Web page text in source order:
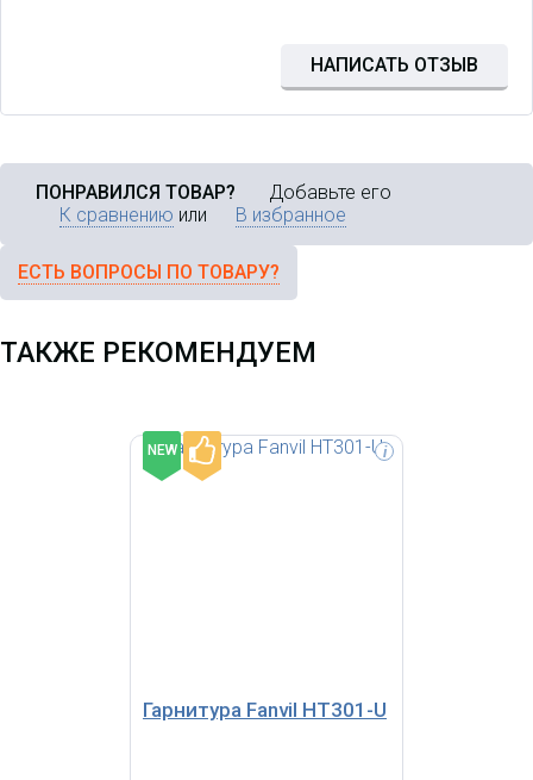
НАПИСАТЬ ОТЗЫВ
ПОНРАВИЛСЯ ТОВАР? Добавьте его
К сравнению или В избранное
ЕСТЬ ВОПРОСЫ ПО ТОВАРУ?
ТАКЖЕ РЕКОМЕНДУЕМ
NEW -
Гарнитура Fanvil HT301-U
i
разработанная для связи в
центрах обработки вызовов
(контакт-центрах) и офисах.